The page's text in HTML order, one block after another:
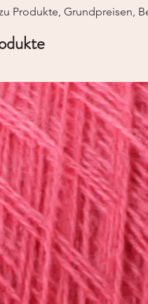
Produkte, Grundpreisen,